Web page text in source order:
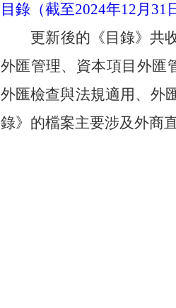
目錄（截至2024年12月31
更新後的《目錄》共
外匯管理、資本項目外匯
外匯檢查與法規適用、外
錄》的檔案主要涉及外商